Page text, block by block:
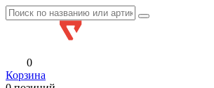
0
Корзина